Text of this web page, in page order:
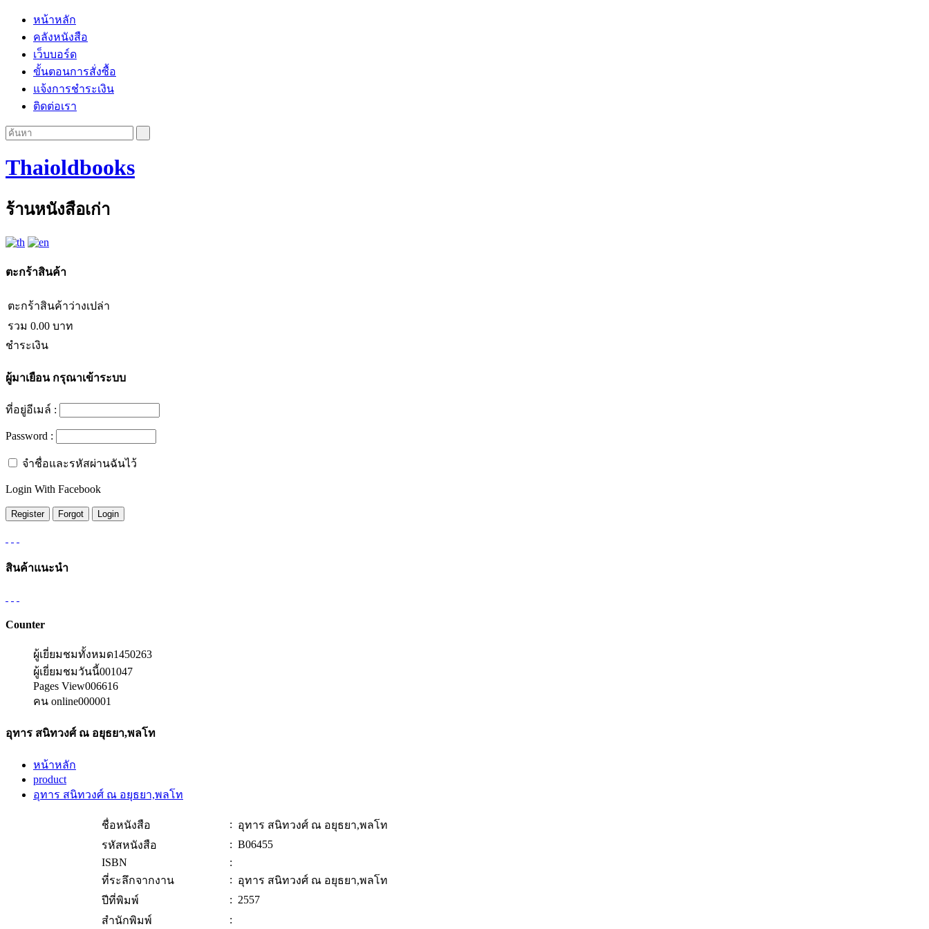
หน้าหลัก
คลังหนังสือ
เว็บบอร์ด
ขั้นตอนการสั่งซื้อ
แจ้งการชำระเงิน
ติดต่อเรา
Thaioldbooks
ร้านหนังสือเก่า
ตะกร้าสินค้า
ตะกร้าสินค้าว่างเปล่า
รวม 0.00 บาท
ชำระเงิน
ผู้มาเยือนกรุณาเข้าระบบ
ที่อยู่อีเมล์ :
Password :
จำชื่อและรหัสผ่านฉันไว้
Login With Facebook
สินค้าแนะนำ
Counter
ผู้เยี่ยมชมทั้งหมด1450263
ผู้เยี่ยมชมวันนี้001047
Pages View006616
คน online000001
อุทาร สนิทวงศ์ ณ อยุธยา,พลโท
หน้าหลัก
product
อุทาร สนิทวงศ์ ณ อยุธยา,พลโท
ชื่อหนังสือ : อุทาร สนิทวงศ์ ณ อยุธยา,พลโท
รหัสหนังสือ
: B06455
ISBN
:
ที่ระลึกจากงาน
: อุทาร สนิทวงศ์ ณ อยุธยา,พลโท
ปีที่พิมพ์
: 2557
สำนักพิมพ์
: